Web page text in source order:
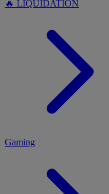
🔥 LIQUIDATION
Gaming